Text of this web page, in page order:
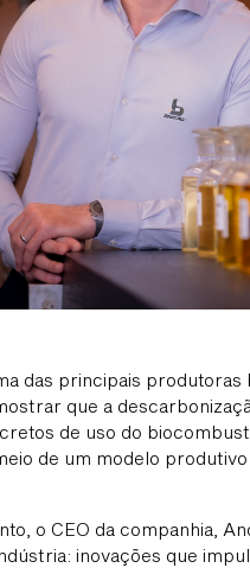
das principais
que a
de uso do
de um modelo
o CEO da companhia,
inovações que